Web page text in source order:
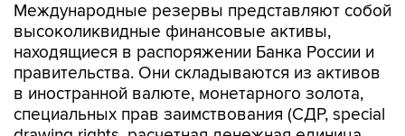
Международные резервы представляют собой
высоколиквидные финансовые активы,
находящиеся в распоряжении Банка России и
правительства. Они складываются из активов
в иностранной валюте, монетарного золота,
специальных прав заимствования (СДР, special